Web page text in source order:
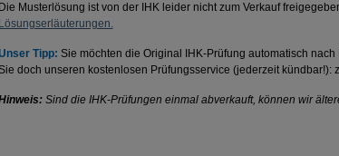
Musterlösung ist von der IHK leider nicht zum Verkauf
Tipp: Sie möchten die Original IHK-Prüfung automatisch
doch unseren kostenlosen Prüfungsservice (jederzeit kündbar!):
Sind die IHK-Prüfungen einmal abverkauft, können wir